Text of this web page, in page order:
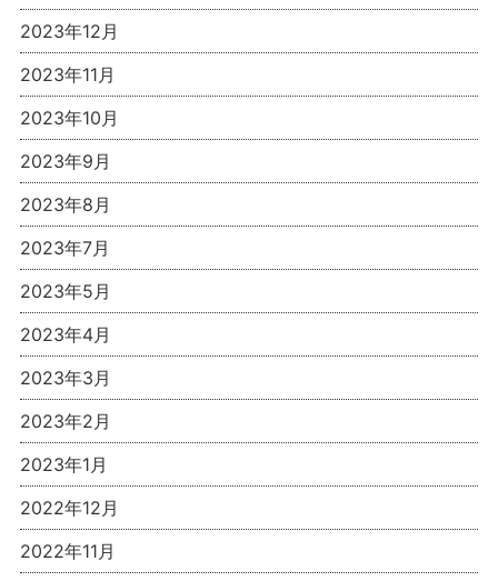
2023年12月
2023年11月
2023年10月
2023年9月
2023年8月
2023年7月
2023年5月
2023年4月
2023年3月
2023年2月
2023年1月
2022年12月
2022年11月